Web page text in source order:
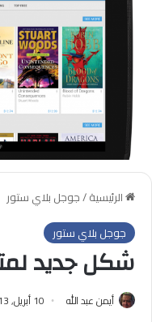
الرئيسية/جوجل بلاي ستور
جوجل بلاي ستور
شكل جديد
أيمن عبد الله 10 أبريل, 2013